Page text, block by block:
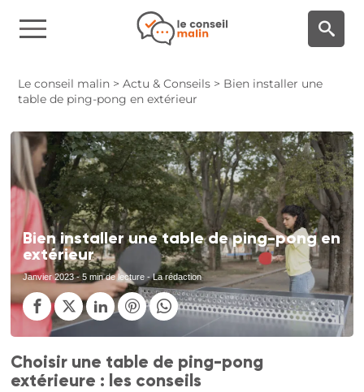
Le conseil malin >Actu & Conseils > Bien installer une
table de ping-pong en extérieur
Bien installer une table de ping-pong en
extérieur
Janvier 2023- 5 min de lecture - La rédaction
Choisir une table de ping-pong
extérieure : les conseils